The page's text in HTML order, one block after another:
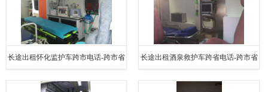
长途出租怀化监护车跨市电话-跨市省
县接送电话YBF
长途出租酒泉救护车跨省电话-跨市省
县接送电话YBF